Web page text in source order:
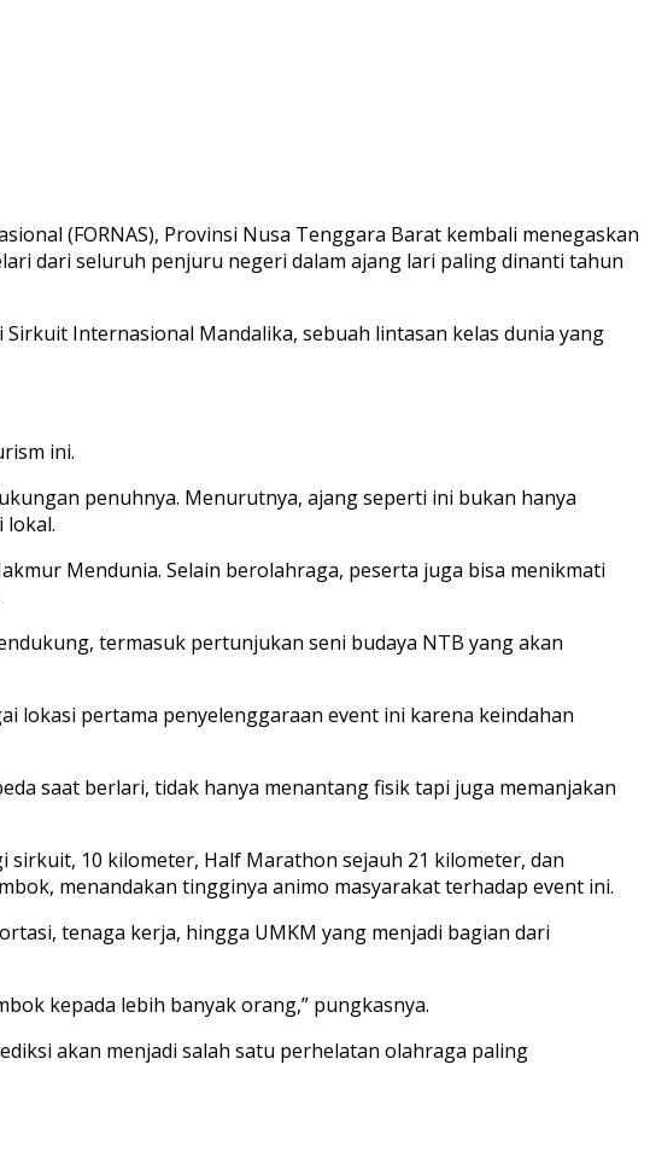
(FORNAS), Provinsi Nusa Tenggara Barat kembali menegaskan
dari seluruh penjuru negeri dalam ajang lari paling dinanti tahun
Internasional Mandalika, sebuah lintasan kelas dunia yang
ini.
penuhnya. Menurutnya, ajang seperti ini bukan hanya
lokal.
Mendunia. Selain berolahraga, peserta juga bisa menikmati
termasuk pertunjukan seni budaya NTB yang akan
lokasi pertama penyelenggaraan event ini karena keindahan
saat berlari, tidak hanya menantang fisik tapi juga memanjakan
sirkuit, 10 kilometer, Half Marathon sejauh 21 kilometer, dan
menandakan tingginya animo masyarakat terhadap event ini.
tenaga kerja, hingga UMKM yang menjadi bagian dari
kepada lebih banyak orang,” pungkasnya.
akan menjadi salah satu perhelatan olahraga paling